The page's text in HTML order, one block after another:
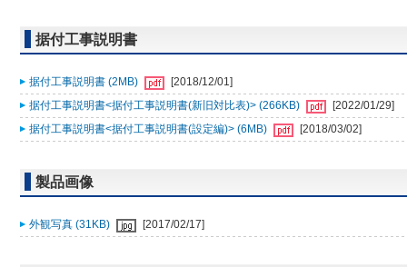
据付工事説明書
据付工事説明書 (2MB)
[2018/12/01]
据付工事説明書<据付工事説明書(新旧対比表)> (266KB)
[2022/01/29]
据付工事説明書<据付工事説明書(設定編)> (6MB)
[2018/03/02]
製品画像
外観写真 (31KB) [2017/02/17]